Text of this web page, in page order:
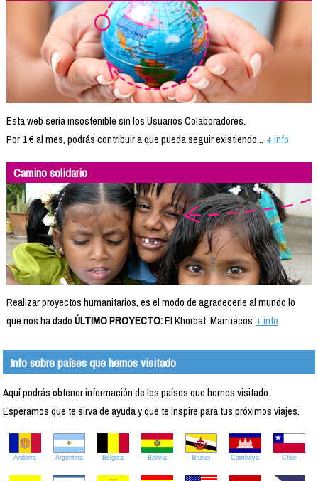
Esta web sería insostenible sin los Usuarios Colaboradores.
Por 1 € al mes, podrás contribuir a que pueda seguir existiendo... + info
Camino solidario
Realizar proyectos humanitarios, es el modo de agradecerle al mundo lo
que nos ha dado.ÚLTIMO PROYECTO:El Khorbat, Marruecos + info
Info sobre países que hemos visitado
Aquí podrás obtener información de los países que hemos visitado.
Esperamos que te sirva de ayuda y que te inspire para tus próximos viajes.
Andorra Argentina Bélgica Bolivia Brunei Camboya Chile